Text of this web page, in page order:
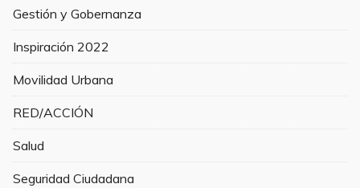
Gestión y Gobernanza
Inspiración 2022
Movilidad Urbana
RED/ACCIÓN
Salud
Seguridad Ciudadana